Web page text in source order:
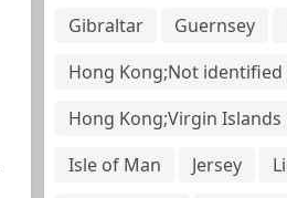
Gibraltar
Guernsey
Hong Kong;Not identified
Hong Kong;Virgin Islands
Isle of Man
Jersey